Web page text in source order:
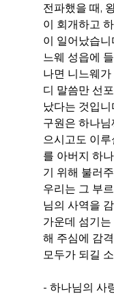
전파했을 때,
이 회개하고
이 일어났습
느웨 성읍에
나면 니느웨
디 말씀만 선
났다는 것입
구원은 하나
으시고도 이
를 아버지 하
기 위해 불러
우리는 그 부
님의 사역을
가운데 섬기
해 주심에 감
모두가 되길
- 하나님의 사